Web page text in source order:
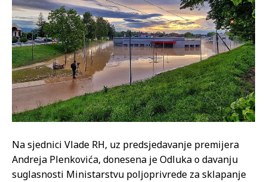
Na sjednici Vlade RH, uz predsjedavanje premijera
Andreja Plenkovića, donesena je Odluka o davanju
suglasnosti Ministarstvu poljoprivrede za sklapanje